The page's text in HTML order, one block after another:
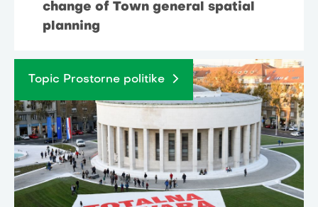
change of Town general spatial
planning
Topic Prostorne politike